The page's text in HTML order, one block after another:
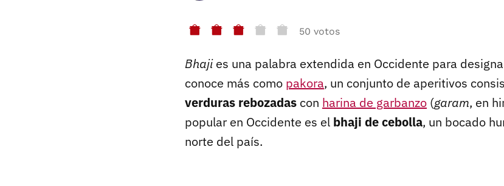
50 votos
Bhajies una palabra extendida en Occidente para
conoce más como pakora, un conjunto de aperitivos
verduras rebozadas con harina de garbanzo (garam, en
popular en Occidente es el bhaji de cebolla, un bocado
norte del país.